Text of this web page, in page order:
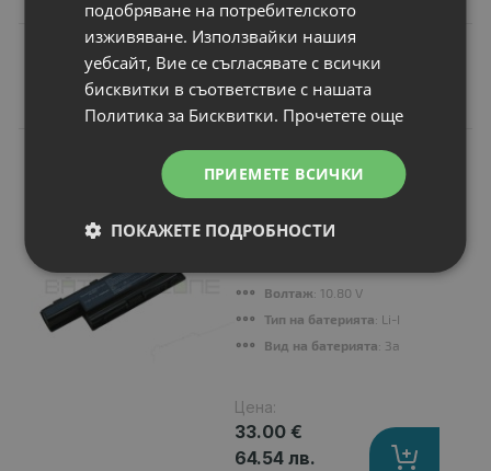
Подобни продукти
Батерия за лаптоп
Капацитет: 4400 mAh
Волтаж: 10.80 V
Тип на батерията: Li-Ion
Вид на батерията: Заместител
Цена:
33.00 €
64.54 лв.
подобряване на потребителското
изживяване. Използвайки нашия
уебсайт, Вие се съгласявате с всички
бисквитки в съответствие с нашата
Политика за Бисквитки. Прочетете още
ПРИЕМЕТЕ ВСИЧКИ
ПОКАЖЕТЕ ПОДРОБНОСТИ